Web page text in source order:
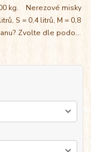
kg. Nerezové misky
S = 0,4 litrů, M = 0,8
Zvolte dle podo...